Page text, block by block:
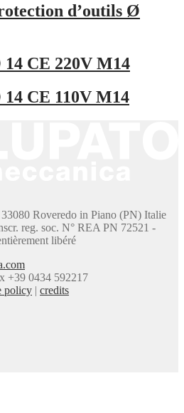
d’outils Ø
CE 220V M14
CE 110V M14
Roveredo in Piano (PN) Italie
reg. soc. N° REA PN 72521 -
libéré
+39 0434 592217
policy | credits